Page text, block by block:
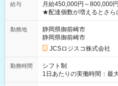
給与
月給450,000円～800,000円
★配達個数が増えるとさら
ど！ ・主要都市エリア 月収55万円／週5日稼働 月収65万~112
万円／週6日稼働 ・地方郊外エリア 月収40万円／週5日稼働 月
収40万円~50万円／週6日稼働 ＜モデルイメージ＞ ■月
円 (27歳男性/江東区在住
(日休み) ■月収80万円(43歳男性/墨田区在住)※元営業 1日200個
勤務地
静岡県御前崎市
静岡県御前崎市
JCSロジスコ株式会社
勤務時間
シフト制
1日あたりの実働時間：最
働8時間） ※週5日勤務（